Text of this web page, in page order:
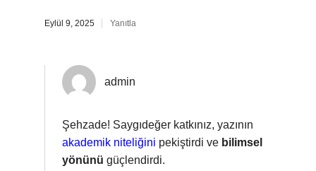
Eylül 9, 2025 Yanıtla
admin
Şehzade! Saygıdeğer katkınız, yazının
akademik niteliğini pekiştirdi ve bilimsel
yönünü güçlendirdi.